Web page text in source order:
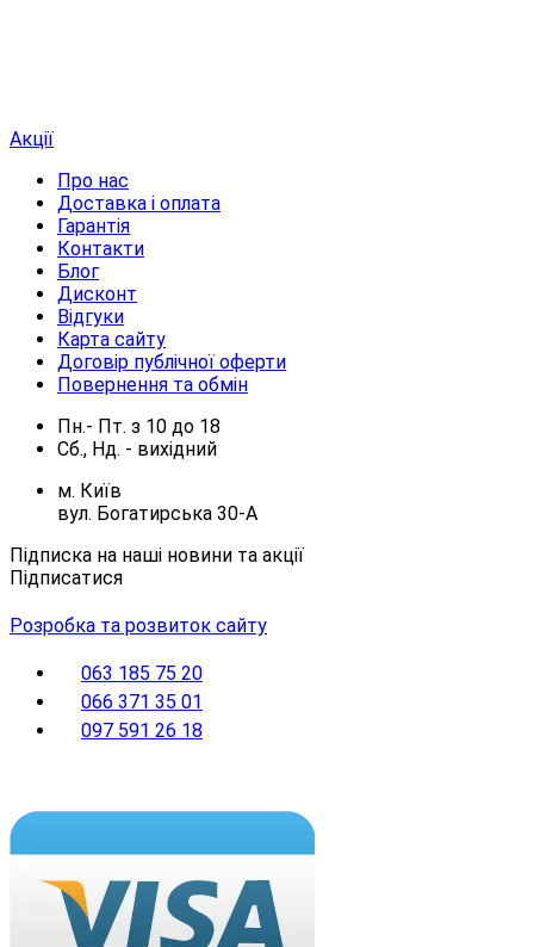
Акції
Про нас
Доставка і оплата
Гарантія
Контакти
Блог
Дисконт
Відгуки
Карта сайту
Договір публічної оферти
Повернення та обмін
Пн.- Пт. з 10 до 18
Сб., Нд. - вихідний
м. Київ
вул. Богатирська 30-А
Підписка на наші новини та акції
Підписатися
Розробка та розвиток сайту
063 185 75 20
066 371 35 01
097 591 26 18